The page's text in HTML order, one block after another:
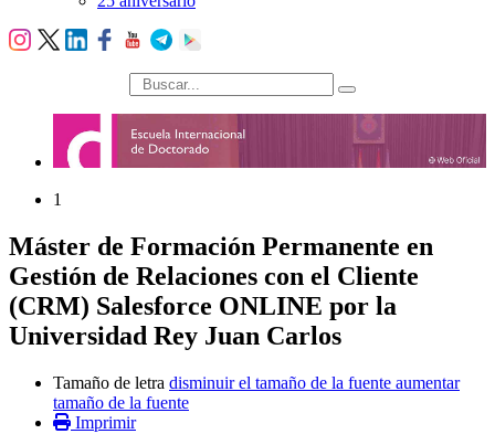
búsqueda
1
Máster de Formación Permanente en
Gestión de Relaciones con el Cliente
(CRM) Salesforce ONLINE por la
Universidad Rey Juan Carlos
Tamaño de letra disminuir el tamaño de la fuente aumentar
tamaño de la fuente
Imprimir